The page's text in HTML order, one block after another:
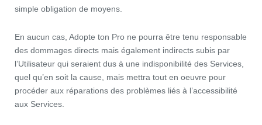
simple obligation de moyens.
En aucun cas, Adopte ton Pro ne pourra être tenu responsable
des dommages directs mais également indirects subis par
l’Utilisateur qui seraient dus à une indisponibilité des Services,
quel qu’en soit la cause, mais mettra tout en oeuvre pour
procéder aux réparations des problèmes liés à l’accessibilité
aux Services.